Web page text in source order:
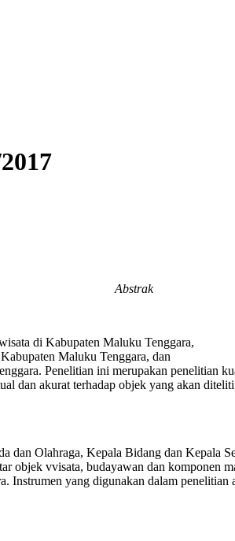
Abstrak
di Kabupaten Maluku Tenggara,
Maluku Tenggara, dan
Penelitian ini merupakan penelitian
dan akurat terhadap objek yang akan
dan Olahraga, Kepala Bidang dan Kepala
objek vvisata, budayawan dan
yang digunakan dalam